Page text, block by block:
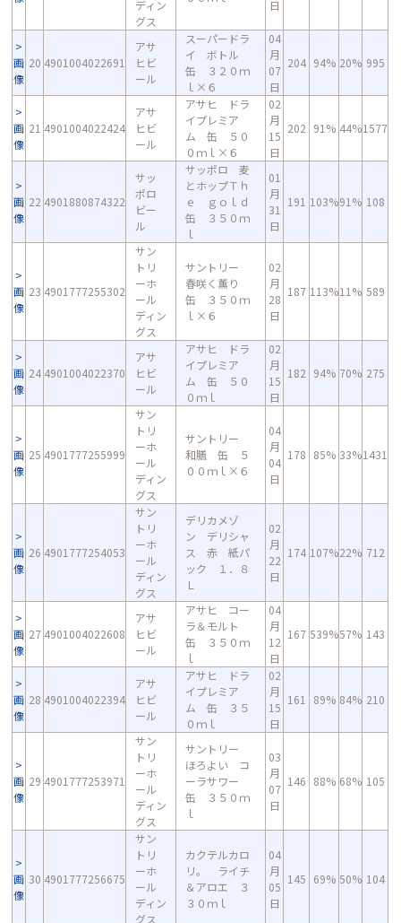
ディン
グス
日
画
像
20 4901004022691
アサ
ヒビ
ール
スーパードラ
イ ボトル
缶 ３２０ｍ
ｌ×６
04
月
07
日
204 94% 20% 995
画
像
21 4901004022424
アサ
ヒビ
ール
アサヒ ドラ
イプレミア
ム 缶 ５０
０ｍｌ×６
02
月
15
日
202 91% 44%1577
画
像
22 4901880874322
サッ
ポロ
ビー
ル
サッポロ 麦
とホップＴｈ
ｅ ｇｏｌｄ
缶 ３５０ｍ
ｌ
01
月
31
日
191 103%91% 108
画
像
23 4901777255302
サン
トリ
ーホ
ール
ディン
グス
サントリー
春咲く薫り
缶 ３５０ｍ
ｌ×６
02
月
28
日
187 113%11% 589
画
像
24 4901004022370
アサ
ヒビ
ール
アサヒ ドラ
イプレミア
ム 缶 ５０
０ｍｌ
02
月
15
日
182 94% 70% 275
画
像
25 4901777255999
サン
トリ
ーホ
ール
ディン
グス
サントリー
和膳 缶 ５
００ｍｌ×６
04
月
04
日
178 85% 33%1431
画
像
26 4901777254053
サン
トリ
ーホ
ール
ディン
グス
デリカメゾ
ン デリシャ
ス 赤 紙パ
ック １．８
Ｌ
02
月
22
日
174 107%22% 712
画
像
27 4901004022608
アサ
ヒビ
ール
アサヒ コー
ラ＆モルト
缶 ３５０ｍ
ｌ
04
月
12
日
167 539%57% 143
画
像
28 4901004022394
アサ
ヒビ
ール
アサヒ ドラ
イプレミア
ム 缶 ３５
０ｍｌ
02
月
15
日
161 89% 84% 210
画
像
29 4901777253971
サン
トリ
ーホ
ール
ディン
グス
サントリー
ほろよい コ
ーラサワー
缶 ３５０ｍ
ｌ
03
月
07
日
146 88% 68% 105
画
像
30 4901777256675
サン
トリ
ーホ
ール
ディン
グス
カクテルカロ
リ。 ライチ
＆アロエ ３
３０ｍｌ
04
月
05
日
145 69% 50% 104